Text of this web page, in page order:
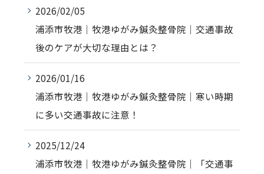
2026/02/05
浦添市牧港｜牧港ゆがみ鍼灸整骨院｜交通事故
後のケアが大切な理由とは？
2026/01/16
浦添市牧港｜牧港ゆがみ鍼灸整骨院｜寒い時期
に多い交通事故に注意！
2025/12/24
浦添市牧港｜牧港ゆがみ鍼灸整骨院｜「交通事